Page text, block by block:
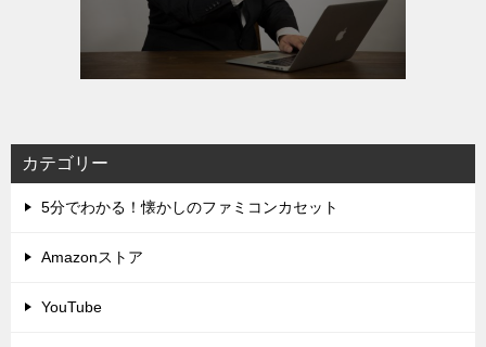
カテゴリー
5分でわかる！懐かしのファミコンカセット
Amazonストア
YouTube